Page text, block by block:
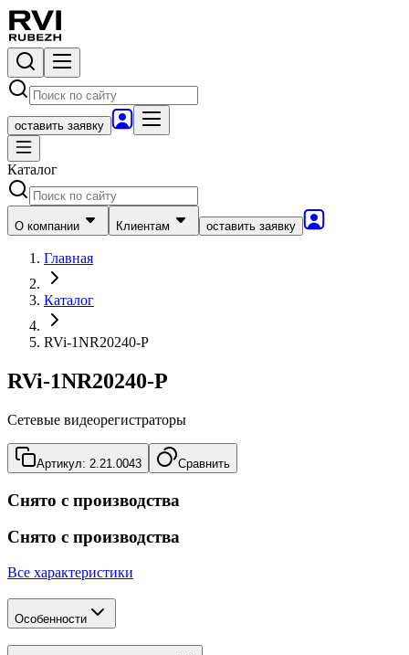
оставить заявку
Каталог
О компании Клиентам оставить заявку
Главная
Каталог
RVi-1NR20240-P
RVi-1NR20240-P
Сетевые видеорегистраторы
Артикул: 2.21.0043 Сравнить
Снято с производства
Снято с производства
Все характеристики
Особенности